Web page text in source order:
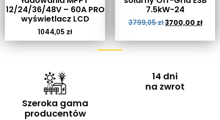
12/24/36/48V – 60A PRO
wyświetlacz LCD
1044,05 zł
7.5kW-24
3799,05zł3700,00 zł
Szeroka gama
producentów
14 dni
na zwrot